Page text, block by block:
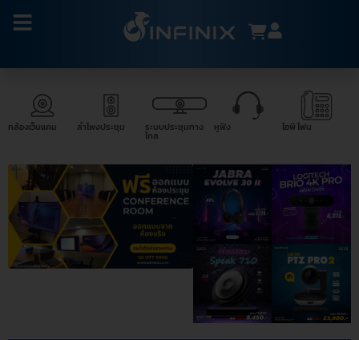
กล้องเว็บแคม ลำโพงประชุม ระบบประชุมทาง
ไกล
หูฟัง ไอพี โฟน